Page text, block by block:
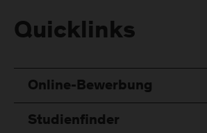
Quicklinks
Online-Bewerbung
Studienfinder